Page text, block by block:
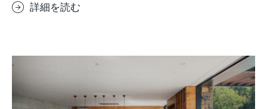
詳細を読む